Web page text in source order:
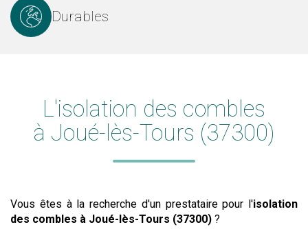
Durables
L'isolation des combles
à Joué-lès-Tours (37300)
Vous êtes à la recherche d'un prestataire pour l'isolation
des combles à Joué-lès-Tours (37300) ?